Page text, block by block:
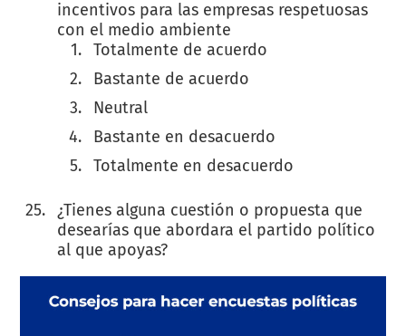
incentivos para las empresas respetuosas
con el medio ambiente
Totalmente de acuerdo
Bastante de acuerdo
Neutral
Bastante en desacuerdo
Totalmente en desacuerdo
¿Tienes alguna cuestión o propuesta que
desearías que abordara el partido político
al que apoyas?